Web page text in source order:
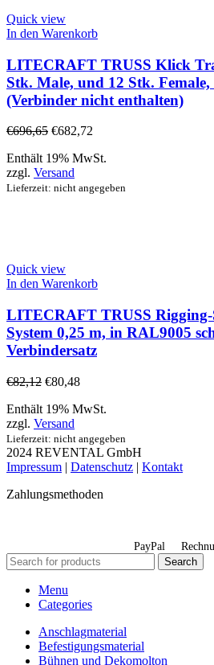
Quick view
In den Warenkorb
LITECRAFT TRUSS Klick
Stk. Male, und 12 Stk.
(Verbinder nicht enthalten)
€696,65 €682,72
Enthält 19% MwSt.
zzgl. Versand
Lieferzeit: nicht angegeben
Quick view
In den Warenkorb
LITECRAFT TRUSS Rigging-
System 0,25 m, in RAL9005
Verbindersatz
€82,12 €80,48
Enthält 19% MwSt.
zzgl. Versand
Lieferzeit: nicht angegeben
2024 REVENTAL GmbH
Impressum | Datenschutz | Kontakt
Zahlungsmethoden
PayPal
Search
Menu
Categories
Anschlagmaterial
Befestigungsmaterial
Bühnen und Dekomolton